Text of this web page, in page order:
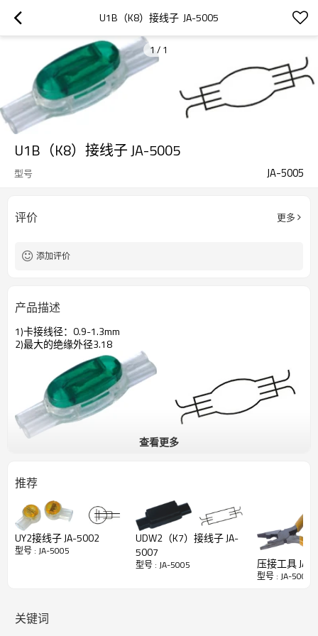
U1B（K8）接线子  JA-5005
1/ 1
U1B（K8）接线子 JA-5005
型号 JA-5005
评价 更多
添加评价
产品描述
1)卡接线径： 0.9-1.3mm
2)最大的绝缘外径3.18
查看更多
推荐
UY2接线子 JA-5002
型号 : JA-5005
UDW2（K7）接线子 JA-
5007
型号 : JA-5005 压接工具 JA-
型号 : JA-5005
关键词